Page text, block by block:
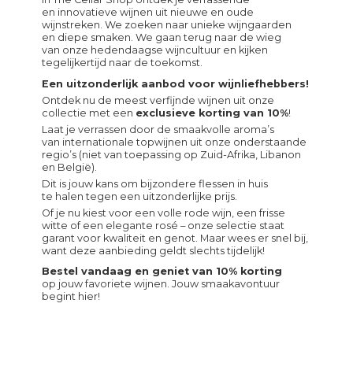
en innovatieve wijnen uit nieuwe en oude
wijnstreken. We zoeken naar unieke wijngaarden
en diepe smaken. We gaan terug naar de wieg
van onze hedendaagse wijncultuur en kijken
tegelijkertijd naar de toekomst.
Een uitzonderlijk aanbod voor wijnliefhebbers!
Ontdek nu de meest verfijnde wijnen uit onze
collectie met een exclusieve korting van 10%!
Laat je verrassen door de smaakvolle aroma’s
van internationale topwijnen uit onze onderstaande
regio’s (niet van toepassing op Zuid-Afrika, Libanon
en België).
Dit is jouw kans om bijzondere flessen in huis
te halen tegen een uitzonderlijke prijs.
Of je nu kiest voor een volle rode wijn, een frisse
witte of een elegante rosé – onze selectie staat
garant voor kwaliteit en genot. Maar wees er snel bij,
want deze aanbieding geldt slechts tijdelijk!
Bestel vandaag en geniet van 10% korting
op jouw favoriete wijnen. Jouw smaakavontuur
begint hier!